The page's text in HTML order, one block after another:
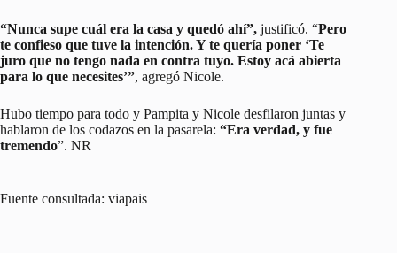
“Nunca supe cuál era la casa y quedó ahí”, justificó. “Pero
te confieso que tuve la intención. Y te quería poner ‘Te
juro que no tengo nada en contra tuyo. Estoy acá abierta
para lo que necesites’”, agregó Nicole.
Hubo tiempo para todo y Pampita y Nicole desfilaron juntas y
hablaron de los codazos en la pasarela: “Era verdad, y fue
tremendo”. NR
Fuente consultada: viapais